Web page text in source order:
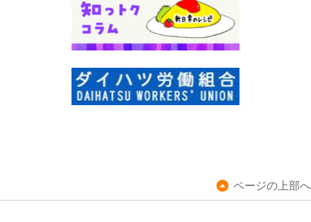
ページの上部へ